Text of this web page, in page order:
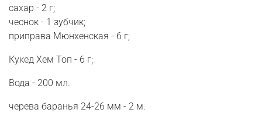
сахар - 2 г;
чеснок - 1 зубчик;
приправа Мюнхенская - 6 г;
Кукед Хем Топ - 6 г;
Вода - 200 мл.
черева баранья 24-26 мм - 2 м.